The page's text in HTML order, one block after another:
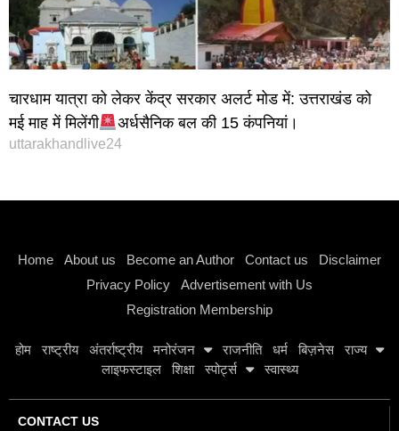
चारधाम यात्रा को लेकर केंद्र सरकार अलर्ट मोड में: उत्तराखंड को
मई माह में मिलेंगी
अर्धसैनिक बल की 15 कंपनियां।
uttarakhandlive24
Home About us Become an Author Contact us
Disclaimer
Privacy Policy
Advertisement with Us
Registration Membership
होम राष्ट्रीय अंतर्राष्ट्रीय मनोरंजन राजनीति धर्म बिज़नेस
राज्य
लाइफस्टाइल
शिक्षा स्पोर्ट्स स्वास्थ्य
CONTACT US